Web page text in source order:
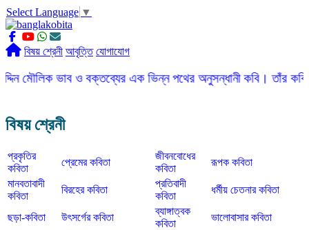
Select Language ▼
বিষয় শ্রেনী আবৃত্তি যোগাযোগ
ভাব ও বক্তব্যের এক ভিন্ন পথের অনুসন্ধানী কবি।
বিষয় শ্রেনী
প্রকৃতির
কবিতা
প্রেমের কবিতা
জীবনবোধের
কবিতা
রূপক কবিতা
মানবতাবাদী
কবিতা
বিরহের কবিতা
প্রতিবাদী
কবিতা
ধর্মীয় চেতনার কবিতা
ছড়া-কবিতা উৎসর্গের কবিতা
ব্যাঙ্গাত্বক
কবিতা
ভালোবাসার কবিতা